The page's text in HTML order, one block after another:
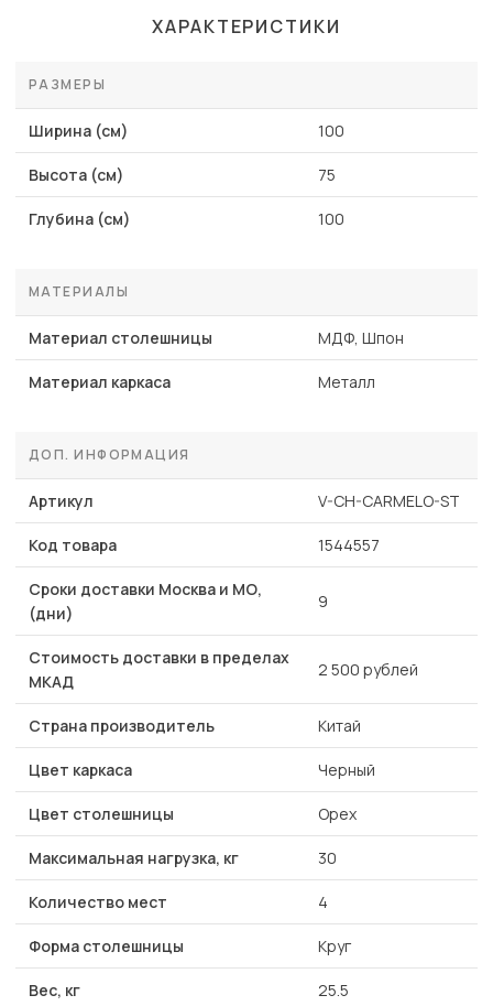
ХАРАКТЕРИСТИКИ
РАЗМЕРЫ
Ширина (см) 100
Высота (см) 75
Глубина (см) 100
МАТЕРИАЛЫ
Материал столешницы МДФ, Шпон
Материал каркаса Металл
ДОП. ИНФОРМАЦИЯ
Артикул V-CH-CARMELO-ST
Код товара 1544557
Сроки доставки Москва и МО,
(дни)
9
Стоимость доставки в пределах
МКАД
2 500 рублей
Страна производитель Китай
Цвет каркаса Черный
Цвет столешницы Орех
Максимальная нагрузка, кг 30
Количество мест 4
Форма столешницы Круг
Вес, кг 25.5